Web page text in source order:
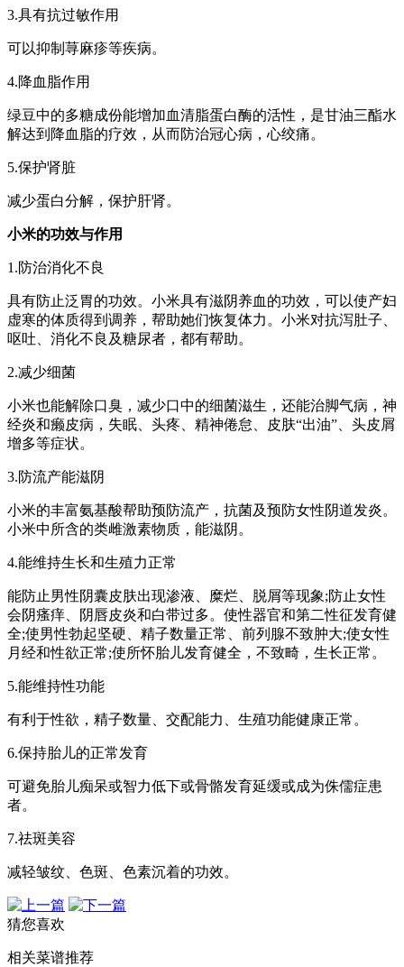
3.具有抗过敏作用
可以抑制荨麻疹等疾病。
4.降血脂作用
绿豆中的多糖成份能增加血清脂蛋白酶的活性，是甘油三酯水
解达到降血脂的疗效，从而防治冠心病，心绞痛。
5.保护肾脏
减少蛋白分解，保护肝肾。
小米的功效与作用
1.防治消化不良
具有防止泛胃的功效。小米具有滋阴养血的功效，可以使产妇
虚寒的体质得到调养，帮助她们恢复体力。小米对抗泻肚子、
呕吐、消化不良及糖尿者，都有帮助。
2.减少细菌
小米也能解除口臭，减少口中的细菌滋生，还能治脚气病，神
经炎和癞皮病，失眠、头疼、精神倦怠、皮肤“出油”、头皮屑
增多等症状。
3.防流产能滋阴
小米的丰富氨基酸帮助预防流产，抗菌及预防女性阴道发炎。
小米中所含的类雌激素物质，能滋阴。
4.能维持生长和生殖力正常
能防止男性阴囊皮肤出现渗液、糜烂、脱屑等现象;防止女性
会阴瘙痒、阴唇皮炎和白带过多。使性器官和第二性征发育健
全;使男性勃起坚硬、精子数量正常、前列腺不致肿大;使女性
月经和性欲正常;使所怀胎儿发育健全，不致畸，生长正常。
5.能维持性功能
有利于性欲，精子数量、交配能力、生殖功能健康正常。
6.保持胎儿的正常发育
可避免胎儿痴呆或智力低下或骨骼发育延缓或成为侏儒症患
者。
7.祛斑美容
减轻皱纹、色斑、色素沉着的功效。
猜您喜欢
相关菜谱推荐